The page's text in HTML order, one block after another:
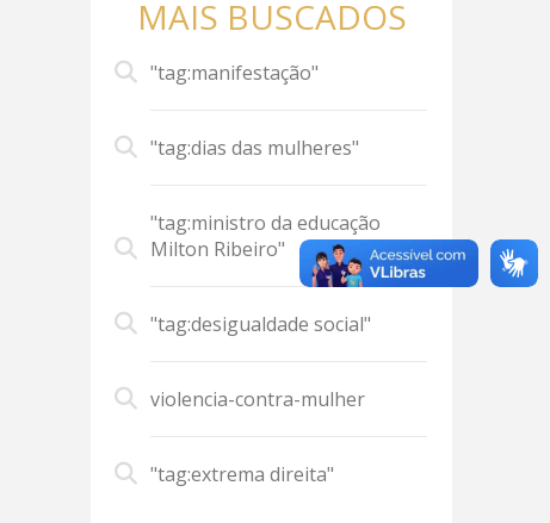
MAIS BUSCADOS
"tag:manifestação"
"tag:dias das mulheres"
"tag:ministro da educação
Milton Ribeiro"
"tag:desigualdade social"
violencia-contra-mulher
"tag:extrema direita"